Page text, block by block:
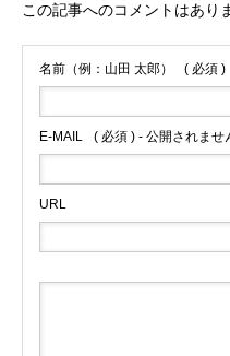
この記事へのコメントはあり
名前（例：山田 太郎） ( 必須 )
E-MAIL ( 必須 ) - 公開されませ
URL